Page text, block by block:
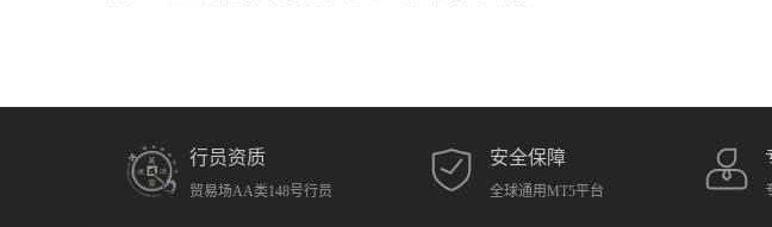
行员资质
贸易场AA类148号行员
安全保障
全球通用MT5平台